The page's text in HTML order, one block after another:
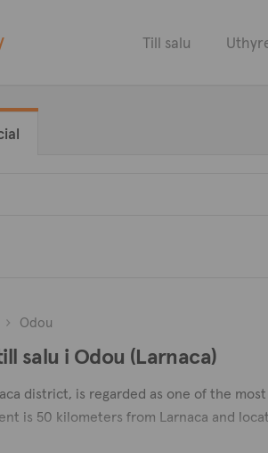
Till salu
Odou
salu i Odou (Larnaca)
district, is regarded as one of the
is 50 kilometers from Larnaca and